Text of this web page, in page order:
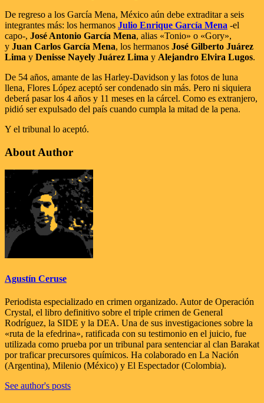
De regreso a los García Mena, México aún debe extraditar a seis
integrantes más: los hermanos Julio Enrique García Mena -el
capo-, José Antonio García Mena, alias «Tonio» o «Gory»,
y Juan Carlos García Mena, los hermanos José Gilberto Juárez
Lima y Denisse Nayely Juárez Lima y Alejandro Elvira Lugos.
De 54 años, amante de las Harley-Davidson y las fotos de luna
llena, Flores López aceptó ser condenado sin más. Pero ni siquiera
deberá pasar los 4 años y 11 meses en la cárcel. Como es extranjero,
pidió ser expulsado del país cuando cumpla la mitad de la pena.
Y el tribunal lo aceptó.
About Author
Agustín Ceruse
Periodista especializado en crimen organizado. Autor de Operación
Crystal, el libro definitivo sobre el triple crimen de General
Rodríguez, la SIDE y la DEA. Una de sus investigaciones sobre la
«ruta de la efedrina», ratificada con su testimonio en el juicio, fue
utilizada como prueba por un tribunal para sentenciar al clan Barakat
por traficar precursores químicos. Ha colaborado en La Nación
(Argentina), Milenio (México) y El Espectador (Colombia).
See author's posts